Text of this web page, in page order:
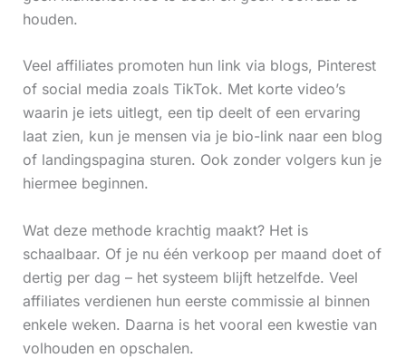
houden.
Veel affiliates promoten hun link via blogs, Pinterest
of social media zoals TikTok. Met korte video’s
waarin je iets uitlegt, een tip deelt of een ervaring
laat zien, kun je mensen via je bio-link naar een blog
of landingspagina sturen. Ook zonder volgers kun je
hiermee beginnen.
Wat deze methode krachtig maakt? Het is
schaalbaar. Of je nu één verkoop per maand doet of
dertig per dag – het systeem blijft hetzelfde. Veel
affiliates verdienen hun eerste commissie al binnen
enkele weken. Daarna is het vooral een kwestie van
volhouden en opschalen.